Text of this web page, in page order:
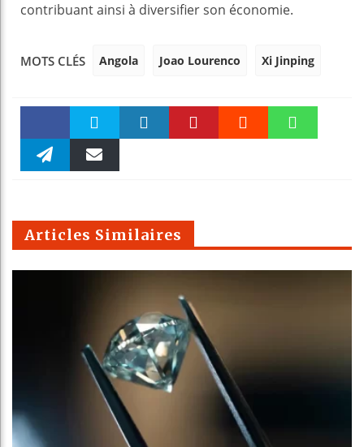
contribuant ainsi à diversifier son économie.
MOTS CLÉS Angola Joao Lourenco Xi Jinping
Faceboo Twitter
m
Articles Similaires